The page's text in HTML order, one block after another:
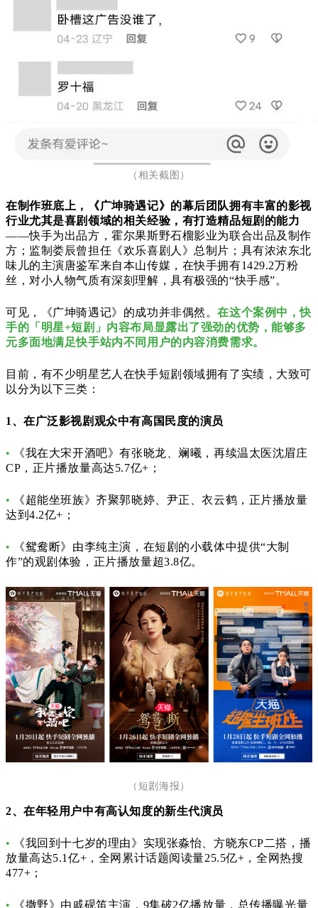
（相关截图）
在制作班底上，
《广坤骑遇记》的幕后团队拥有丰富的影视
行业尤其是喜剧领域的相关经验，有打造精品短剧的能力
——快手为出品方，霍尔果斯野石榴影业为联合出品及制作
方；监制娄辰曾担任《欢乐喜剧人》总制片；具有浓浓东北
味儿的主演唐鉴军来自本山传媒，在快手拥有1429.2万粉
丝，对小人物气质有深刻理解，具有极强的“快手感”。
可见， 《广坤骑遇记》的成功并非偶然。在这个案例中，快
手的「明星+短剧」内容布局显露出了强劲的优势，能够多
元多面地满足快手站内不同用户的内容消费需求。
目前，有不少明星艺人在快手短剧领域拥有了实绩，大致可
以分为以下三类：
1、在广泛影视剧观众中有高国民度的演员
•
《我在大宋开酒吧》有张晓龙、斓曦，再续温太医沈眉庄
CP，正片播放量高达5.7亿+；
•
《超能坐班族》齐聚郭晓婷、尹正、衣云鹤，正片播放量
达到4.2亿+；
•
《鸳鸯断》由李纯主演，在短剧的小载体中提供“大制
作”的观剧体验，正片播放量超3.8亿。
（短剧海报）
2、在年轻用户中有高认知度的新生代演员
• 《我回到十七岁的理由》实现张淼怡、方晓东CP二搭 ，播
放量高达5.1亿+， 全网累计话题阅读量25.5亿+，全网热搜
477+ ；
• 《撒野》 由 戚砚笛主演， 9集破2亿播放量，总传播曝光量